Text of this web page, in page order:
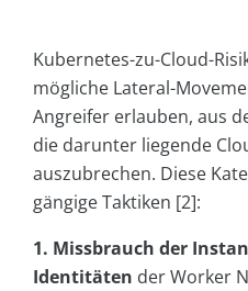
Kubernetes-zu-Cloud-
mögliche Lateral-
Angreifer erlauben, aus
die darunter liegende
auszubrechen. Diese
gängige Taktiken [2]:
1. Missbrauch der
Identitäten der Worker